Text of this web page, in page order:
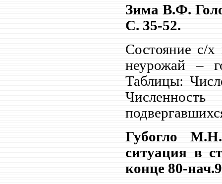
Зима В.Ф.
С. 35-52.
Состояние с/х
неурожай –
Таблицы:
Губогло
ситуация в
конце 80-